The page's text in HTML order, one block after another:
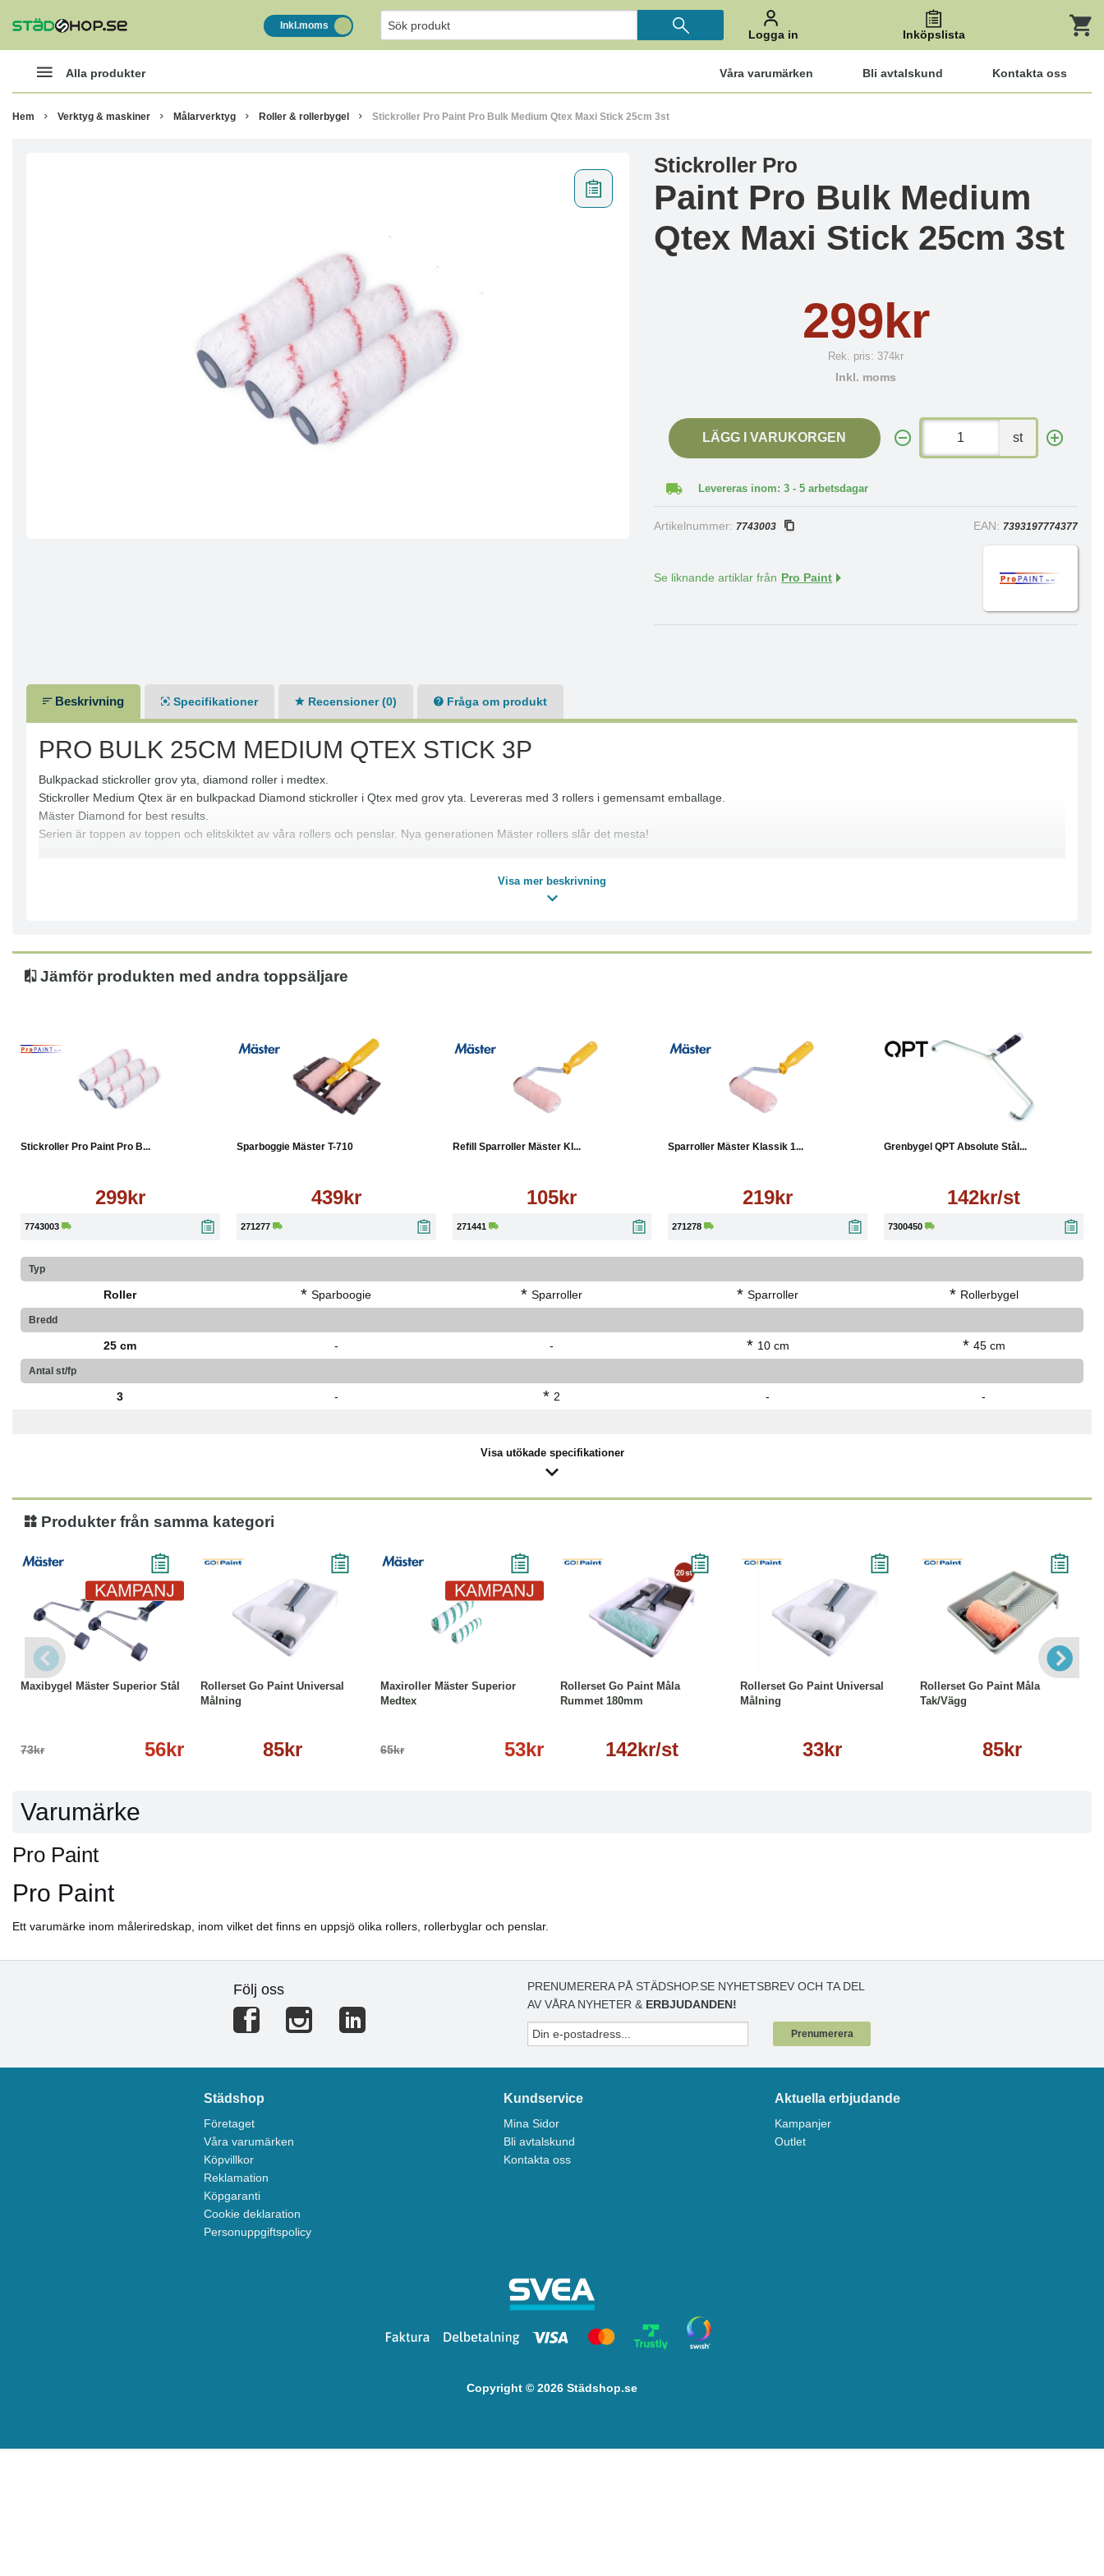
Inkl.moms
Logga in Inköpslista
Alla produkter Våra varumärken Bli avtalskund Kontakta oss
Hem Verktyg & maskiner Målarverktyg Roller & rollerbygel Stickroller Pro Paint Pro Bulk Medium Qtex Maxi Stick 25cm 3st
Stickroller Pro
Paint Pro Bulk Medium
Qtex Maxi Stick 25cm 3st
299kr
Rek. pris: 374kr
Inkl. moms
LÄGG I VARUKORGEN st
Levereras inom: 3 - 5 arbetsdagar
Artikelnummer: 7743003 EAN: 7393197774377
Se liknande artiklar från Pro Paint
Beskrivning Specifikationer Recensioner (0) Fråga om produkt
PRO BULK 25CM MEDIUM QTEX STICK 3P
Bulkpackad stickroller grov yta, diamond roller i medtex.
Stickroller Medium Qtex är en bulkpackad Diamond stickroller i Qtex med grov yta. Levereras med 3 rollers i gemensamt emballage.
Mäster Diamond for best results.
Serien är toppen av toppen och elitskiktet av våra rollers och penslar. Nya generationen Mäster rollers slår det mesta!
Visa mer beskrivning
Jämför produkten med andra toppsäljare
Stickroller Pro Paint Pro B...
299kr
7743003
Sparboggie Mäster T-710
439kr
271277
Refill Sparroller Mäster Kl...
105kr
271441
Sparroller Mäster Klassik 1...
219kr
271278
Grenbygel QPT Absolute Stål...
142kr/st
7300450
Typ
Roller * Sparboogie * Sparroller * Sparroller * Rollerbygel
Bredd
25 cm - - * 10 cm * 45 cm
Antal st/fp
3 - * 2 - -
Visa utökade specifikationer
Produkter från samma kategori
Maxibygel Mäster Superior Stål
73kr 56kr
-23% Läs mer
Rollerset Go Paint Universal
Målning
85kr
Läs mer
Maxiroller Mäster Superior
Medtex
65kr 53kr
Rollerset Go Paint Måla
Rummet 180mm
142kr/st
Läs mer
Rollerset Go Paint Universal
Målning
33kr
Läs mer
Rollerset Go Paint Måla
Tak/Vägg
85kr
Läs mer
Varumärke
Pro Paint
Pro Paint
Ett varumärke inom måleriredskap, inom vilket det finns en uppsjö olika rollers, rollerbyglar och penslar.
Följ oss
PRENUMERERA PÅ STÄDSHOP.SE NYHETSBREV OCH TA DEL
AV VÅRA NYHETER & ERBJUDANDEN!
Prenumerera
Städshop
Företaget
Våra varumärken
Köpvillkor
Reklamation
Köpgaranti
Cookie deklaration
Personuppgiftspolicy
Kundservice
Mina Sidor
Bli avtalskund
Kontakta oss
Aktuella erbjudande
Kampanjer
Outlet
Copyright © 2026 Städshop.se